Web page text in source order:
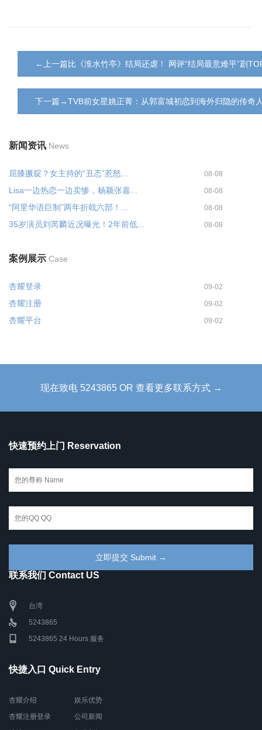
←上一篇比《淮水竹亭》结局还虐！ 网评“结局最意难平”剧
下一篇→TVB前女星姚正菁：从郭富城初恋到海外归隐的传奇
新闻资讯 News
屈膝撅腚？女主持的“丑态”惹怒... 08-08
Lisa一边热恋一边卖惨，杨颖张嘉... 08-08
“阿里华语巨制”两年折戟六部！... 08-08
35岁演员刘芮麟近况曝光！2年前低... 08-08
案例展示 Case
杏耀登录 09-02
杏耀注册 09-02
杏耀平台 09-02
现在致电 5243865 OR 查看更多联系方式 →
快速预约上门 Reservation
联系我们 Contact US
台湾
5243865
5243865 24 Hours 服务
快捷入口 Quick Entry
杏耀介绍
杏耀注册登录
娱乐优势
公司新闻